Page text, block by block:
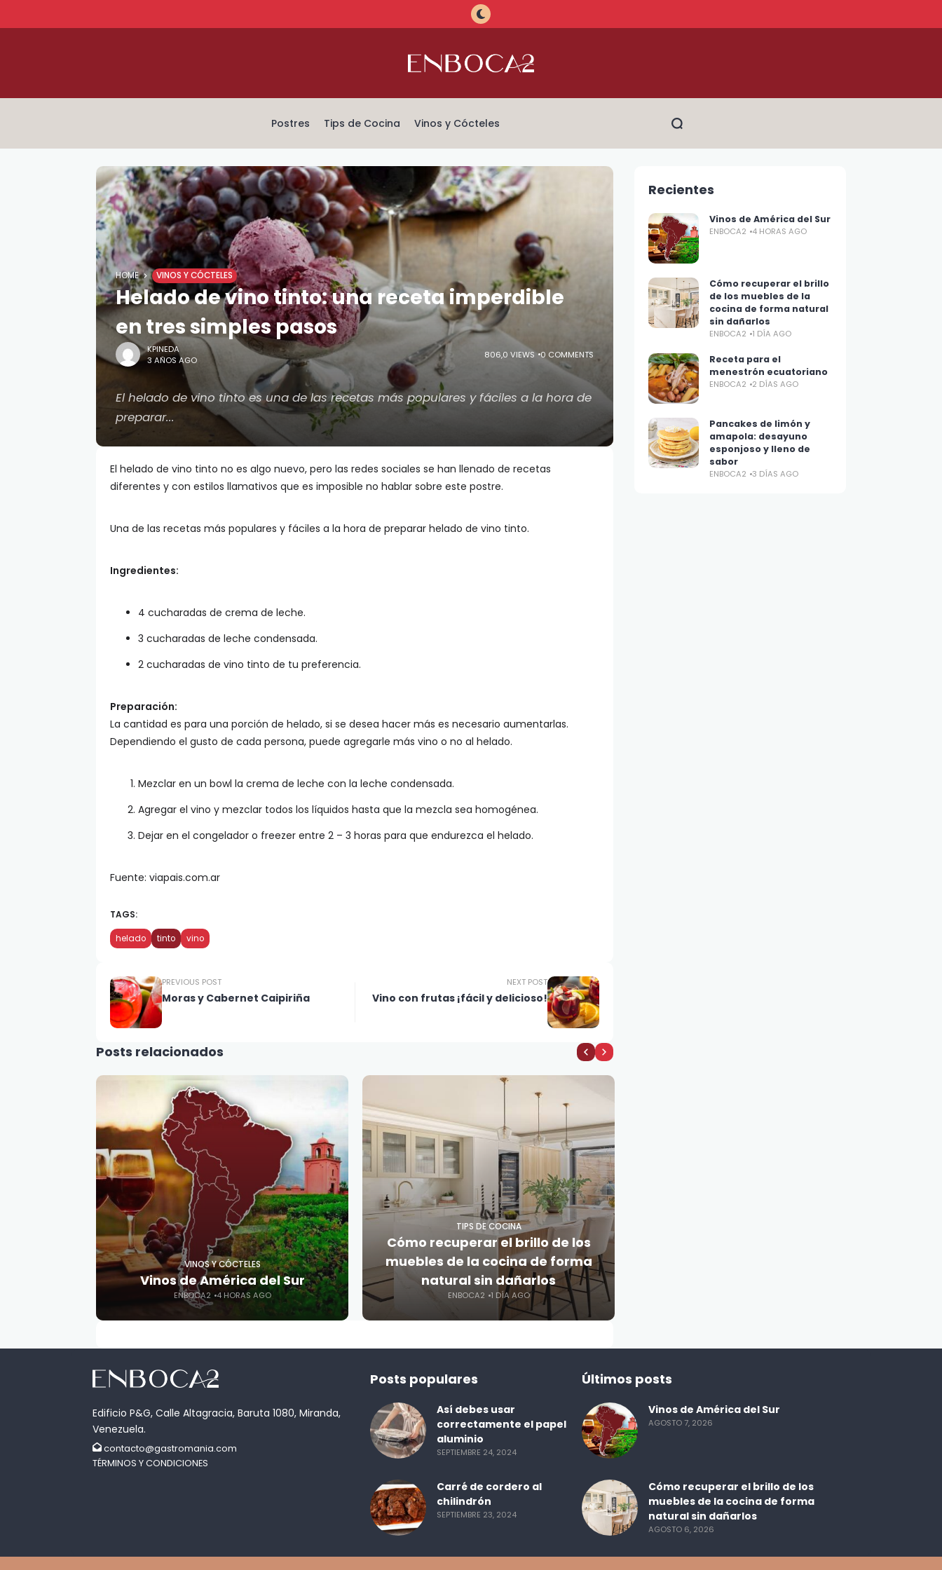
Postres Tips de Cocina Vinos y Cócteles
HOME VINOS Y CÓCTELES
Helado de vino tinto: una receta imperdible
en tres simples pasos
KPINEDA
3 AÑOS AGO
806,0 VIEWS 0 COMMENTS
El helado de vino tinto es una de las recetas más populares y fáciles a la hora de
preparar...
El helado de vino tinto no es algo nuevo, pero las redes sociales se han llenado de recetas
diferentes y con estilos llamativos que es imposible no hablar sobre este postre.
Una de las recetas más populares y fáciles a la hora de preparar helado de vino tinto.
Ingredientes:
4 cucharadas de crema de leche.
3 cucharadas de leche condensada.
2 cucharadas de vino tinto de tu preferencia.
Preparación:
La cantidad es para una porción de helado, si se desea hacer más es necesario aumentarlas.
Dependiendo el gusto de cada persona, puede agregarle más vino o no al helado.
Mezclar en un bowl la crema de leche con la leche condensada.
Agregar el vino y mezclar todos los líquidos hasta que la mezcla sea homogénea.
Dejar en el congelador o freezer entre 2 – 3 horas para que endurezca el helado.
Fuente: viapais.com.ar
TAGS:
helado tinto vino
PREVIOUS POST
Moras y Cabernet Caipiriña
NEXT POST
Vino con frutas ¡fácil y delicioso!
Posts relacionados
VINOS Y CÓCTELES
Vinos de América del Sur
ENBOCA2 4 HORAS AGO
TIPS DE COCINA
Cómo recuperar el brillo de los
muebles de la cocina de forma
natural sin dañarlos
ENBOCA2 1 DÍA AGO
Recientes
Vinos de América del Sur
ENBOCA2 4 HORAS AGO
Cómo recuperar el brillo
de los muebles de la
cocina de forma natural
sin dañarlos
ENBOCA2 1 DÍA AGO
Receta para el
menestrón ecuatoriano
ENBOCA2 2 DÍAS AGO
Pancakes de limón y
amapola: desayuno
esponjoso y lleno de
sabor
ENBOCA2 3 DÍAS AGO
Edificio P&G, Calle Altagracia, Baruta 1080, Miranda,
Venezuela.
contacto@gastromania.com
TÉRMINOS Y CONDICIONES
Posts populares
Así debes usar
correctamente el papel
aluminio
SEPTIEMBRE 24, 2024
Carré de cordero al
chilindrón
SEPTIEMBRE 23, 2024
Últimos posts
Vinos de América del Sur
AGOSTO 7, 2026
Cómo recuperar el brillo de los
muebles de la cocina de forma
natural sin dañarlos
AGOSTO 6, 2026